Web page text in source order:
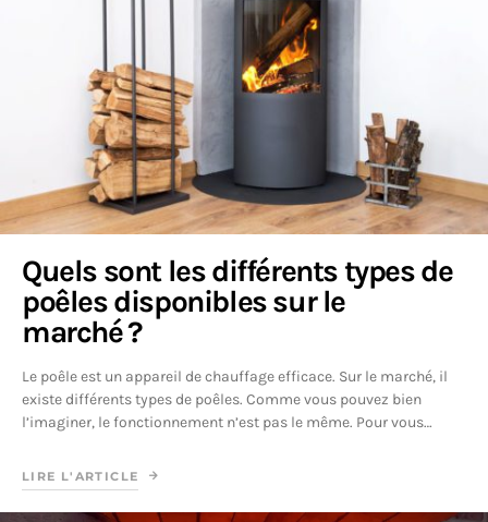
Quels sont les différents types de
poêles disponibles sur le
marché ?
Le poêle est un appareil de chauffage efficace. Sur le marché, il
existe différents types de poêles. Comme vous pouvez bien
l’imaginer, le fonctionnement n’est pas le même. Pour vous…
LIRE L'ARTICLE